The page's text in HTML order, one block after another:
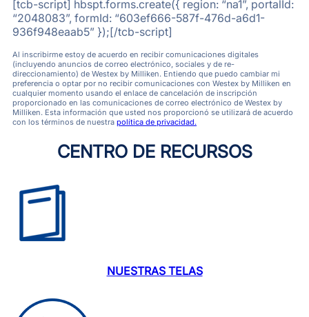
[tcb-script] hbspt.forms.create({ region: “na1”, portalId:
“2048083”, formId: “603ef666-587f-476d-a6d1-
936f948eaab5” });[/tcb-script]
Al inscribirme estoy de acuerdo en recibir comunicaciones digitales
(incluyendo anuncios de correo electrónico, sociales y de re-
direccionamiento) de Westex by Milliken. Entiendo que puedo cambiar mi
preferencia o optar por no recibir comunicaciones con Westex by Milliken en
cualquier momento usando el enlace de cancelación de inscripción
proporcionado en las comunicaciones de correo electrónico de Westex by
Milliken. Esta información que usted nos proporcionó se utilizará de acuerdo
con los términos de nuestra política de privacidad.
CENTRO DE RECURSOS
NUESTRAS TELAS